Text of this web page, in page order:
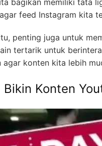
bagikan memiliki tata
feed Instagram kita
penting juga untuk
tertarik untuk
agar konten kita lebih
Bikin Konten